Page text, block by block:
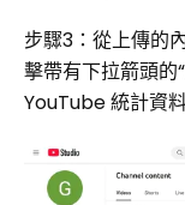
步驟3：從上傳的
擊帶有下拉箭頭的
YouTube 統計資